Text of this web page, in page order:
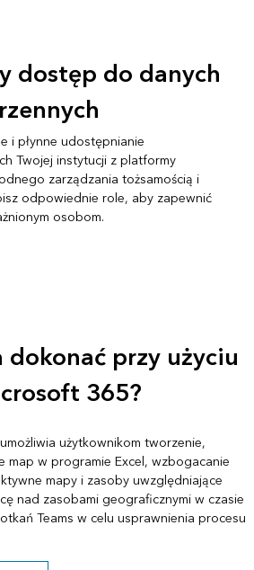
dostęp do danych
i płynne udostępnianie
Twojej instytucji z platformy
zarządzania tożsamością i
odpowiednie role, aby zapewnić
osobom.
dokonać przy użyciu
365?
użytkownikom tworzenie,
map w programie Excel, wzbogacanie
mapy i zasoby uwzględniające
nad zasobami geograficznymi w czasie
Teams w celu usprawnienia procesu